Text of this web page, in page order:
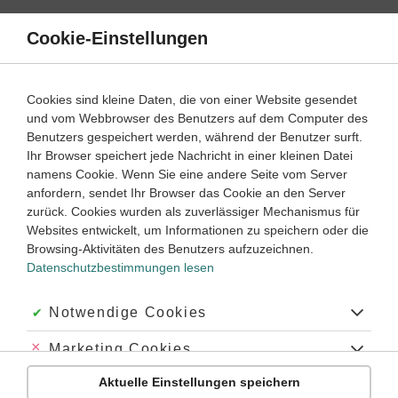
Direkt
Inhalt
Chemie 5. Klasse ‐ Abitur
Laborgeräte
(chemische Geräte): Arbeitsgeräte und Apparate aus
chemisch und thermisch widerstandsfähigen Materialien (v.
a. Glas, Porzellan,Platin, Blei, Kunststoffe), die im
Laboratorium verwendet werden.
Schlagworte
#Labor
#Laborgeräte #Experimentieren
#Apparate
#Laboratorium
#Notdusche #Arbeitsgeräte
Cookie-Einstellungen
Cookies sind kleine Daten, die von einer Website gesendet
und vom Webbrowser des Benutzers auf dem Computer des
Benutzers gespeichert werden, während der Benutzer surft.
Ihr Browser speichert jede Nachricht in einer kleinen Datei
namens Cookie. Wenn Sie eine andere Seite vom Server
anfordern, sendet Ihr Browser das Cookie an den Server
zurück. Cookies wurden als zuverlässiger Mechanismus für
Websites entwickelt, um Informationen zu speichern oder die
Browsing-Aktivitäten des Benutzers aufzuzeichnen.
Datenschutzbestimmungen lesen
Akzeptiert:
Notwendige Cookies
Abgelehnt:
Marketing Cookies
Abgelehnt:
Personalisierungs-Cookies
Aktuelle Einstellungen speichern